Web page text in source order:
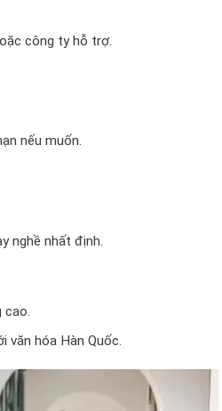
công ty hỗ trợ.
nếu muốn.
nghề nhất định.
cao.
văn hóa Hàn Quốc.